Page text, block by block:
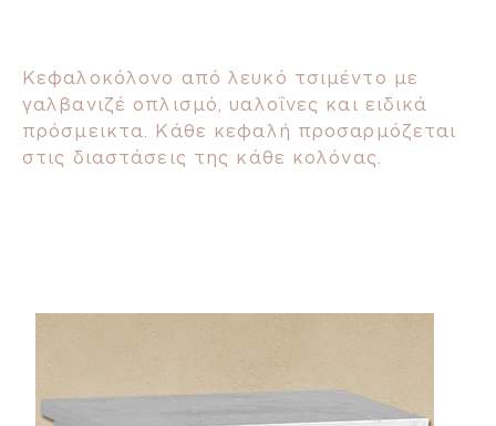
Κεφαλοκόλονο από λευκό τσιμέντο με
γαλβανιζέ οπλισμό, υαλοΐνες και ειδικά
πρόσμεικτα. Κάθε κεφαλή προσαρμόζεται
στις διαστάσεις της κάθε κολόνας.